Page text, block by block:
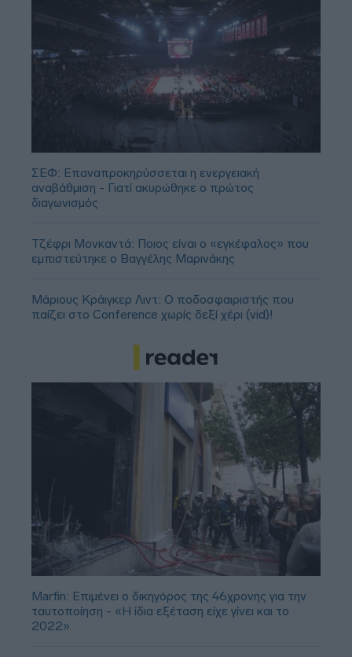
ΣΕΦ: Επαναπροκηρύσσεται η ενεργειακή
αναβάθμιση - Γιατί ακυρώθηκε ο πρώτος
διαγωνισμός
Τζέφρι Μονκαντά: Ποιος είναι ο «εγκέφαλος» που
εμπιστεύτηκε ο Βαγγέλης Μαρινάκης
Μάριους Κράιγκερ Λιντ: Ο ποδοσφαιριστής που
παίζει στο Conference χωρίς δεξί χέρι (vid)!
Marfin: Επιμένει ο δικηγόρος της 46χρονης για την
ταυτοποίηση - «Η ίδια εξέταση είχε γίνει και το
2022»